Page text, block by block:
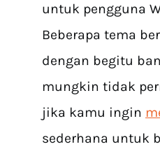
untuk pengguna
Beberapa tema
dengan begitu
mungkin tidak
jika kamu ingin
sederhana untuk